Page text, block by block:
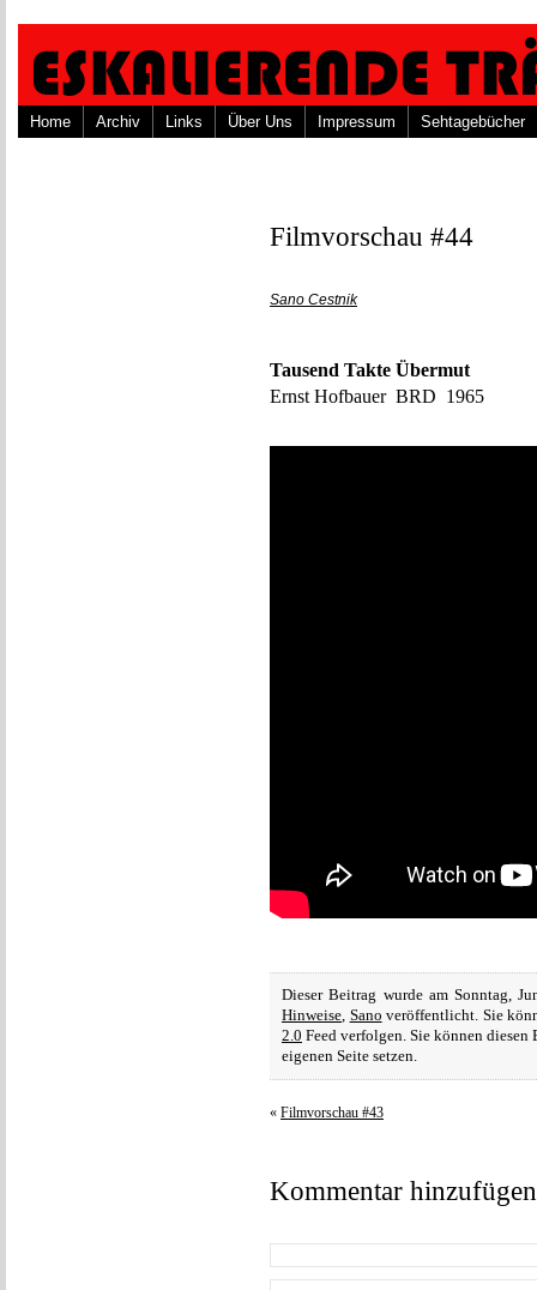
Home Archiv Links Über Uns Impressum Sehtagebücher
Filmvorschau #44
Sano Cestnik
Tausend Takte Übermut
Ernst Hofbauer BRD 1965
Dieser Beitrag wurde am Sonntag,
Hinweise, Sano veröffentlicht. Sie
2.0 Feed verfolgen. Sie können diesen
eigenen Seite setzen.
« Filmvorschau #43
Kommentar hinzufügen